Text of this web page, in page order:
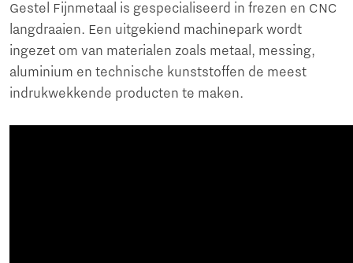
Gestel Fijnmetaal is gespecialiseerd in frezen en CNC
langdraaien. Een uitgekiend machinepark wordt
ingezet om van materialen zoals metaal, messing,
aluminium en technische kunststoffen de meest
indrukwekkende producten te maken.